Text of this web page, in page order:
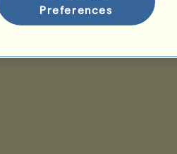
Preferences